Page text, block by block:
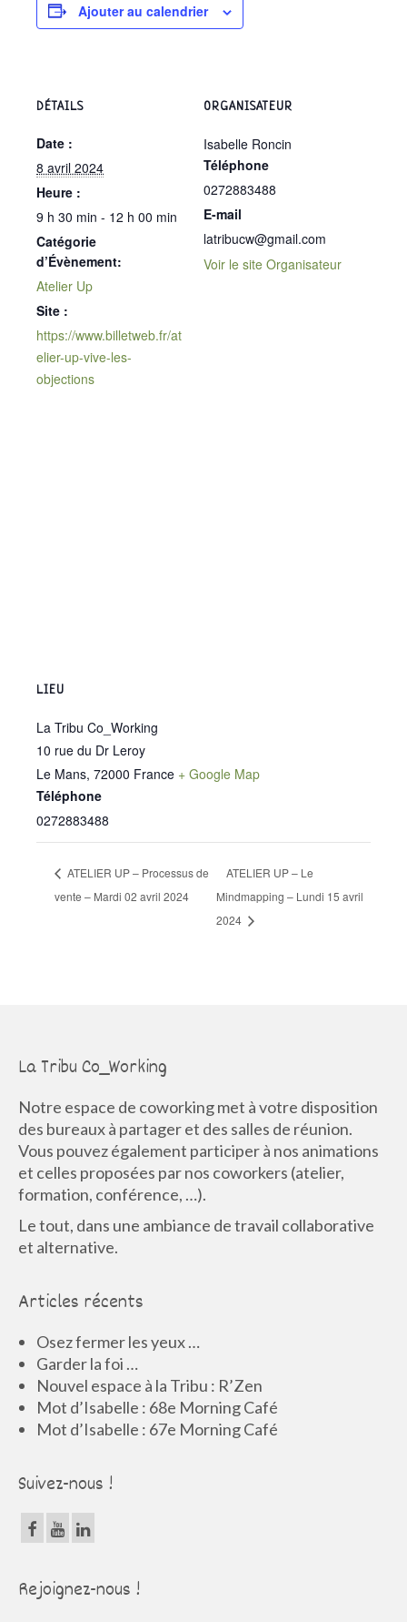
Ajouter au calendrier
DÉTAILS
Date :
8 avril 2024
Heure :
9 h 30 min - 12 h 00 min
Catégorie
d’Évènement:
Atelier Up
Site :
https://www.billetweb.fr/at
elier-up-vive-les-
objections
ORGANISATEUR
Isabelle Roncin
Téléphone
0272883488
E-mail
latribucw@gmail.com
Voir le site Organisateur
LIEU
La Tribu Co_Working
10 rue du Dr Leroy
Le Mans, 72000 France + Google Map
Téléphone
0272883488
ATELIER UP – Processus de
vente – Mardi 02 avril 2024
ATELIER UP – Le
Mindmapping – Lundi 15 avril
2024
La Tribu Co_Working
Notre espace de coworking met à votre disposition
des bureaux à partager et des salles de réunion.
Vous pouvez également participer à nos animations
et celles proposées par nos coworkers (atelier,
formation, conférence, …).
Le tout, dans une ambiance de travail collaborative
et alternative.
Articles récents
Osez fermer les yeux …
Garder la foi …
Nouvel espace à la Tribu : R’Zen
Mot d’Isabelle : 68e Morning Café
Mot d’Isabelle : 67e Morning Café
Suivez-nous !
Rejoignez-nous !